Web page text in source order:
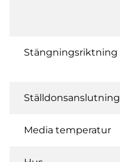
Stängningsriktning
Ställdonsanslutning
Media temperatur